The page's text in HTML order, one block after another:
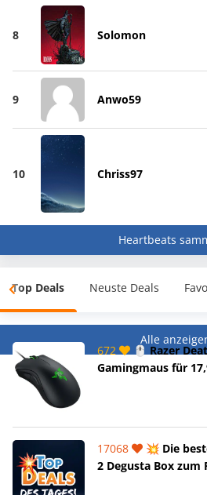
8 Solomon
9 Anwo59
10 Chriss97
Heartbeats
Top Deals Neuste Deals
Alle
672
🖱️ Razer
Gamingmaus für
17068
💥 Die
2 Degusta Box zum